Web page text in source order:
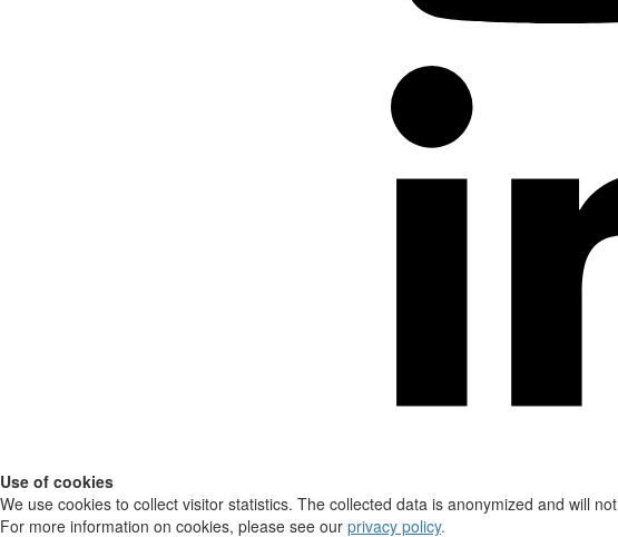
Use of cookies
We use cookies to collect visitor statistics. The collected data is anonymized and will
For more information on cookies, please see our privacy policy.